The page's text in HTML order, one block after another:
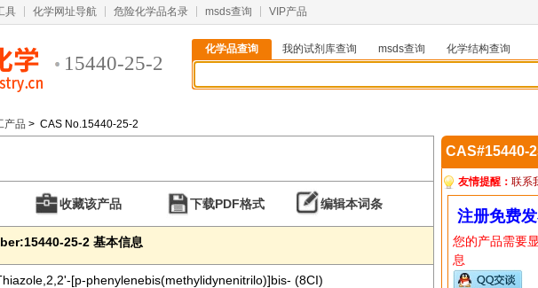
具 化学网址导航 危险化学品名录 msds查询 VIP产品
15440-25-2
化学品查询 我的试剂库查询 msds查询
化学结构查询
产品 > CAS No.15440-25-2
收藏该产品 下载PDF格式 编辑本词条
25-2 基本信息
[p-phenylenebis(methylidynenitrilo)]bis- (8CI)
CAS#15440-
友情提醒： 联系
注册免费
您的产品需要
息